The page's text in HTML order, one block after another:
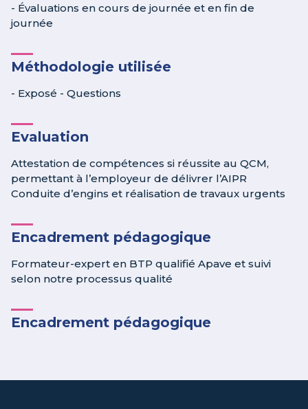
- Évaluations en cours de journée et en fin de
journée
Méthodologie utilisée
- Exposé - Questions
Evaluation
Attestation de compétences si réussite au QCM,
permettant à l’employeur de délivrer l’AIPR
Conduite d’engins et réalisation de travaux urgents
Encadrement pédagogique
Formateur-expert en BTP qualifié Apave et suivi
selon notre processus qualité
Encadrement pédagogique